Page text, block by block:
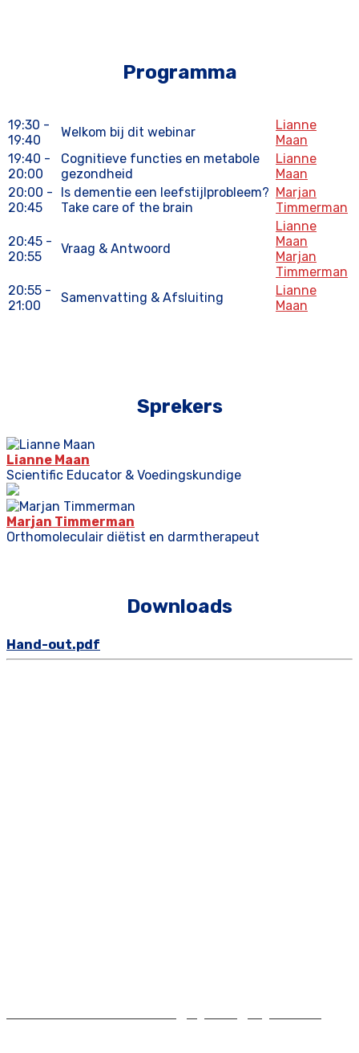
Programma
19:30 -
19:40
Welkom bij dit webinar
Lianne
Maan
19:40 -
20:00
Cognitieve functies en metabole
gezondheid
Lianne
Maan
20:00 -
20:45
Is dementie een leefstijlprobleem?
Take care of the brain
Marjan
Timmerman
20:45 -
20:55
Vraag & Antwoord
Lianne
Maan
Marjan
Timmerman
20:55 -
21:00
Samenvatting & Afsluiting
Lianne
Maan
Sprekers
Lianne Maan
Scientific Educator & Voedingskundige
Marjan Timmerman
Orthomoleculair diëtist en darmtherapeut
Downloads
Hand-out.pdf